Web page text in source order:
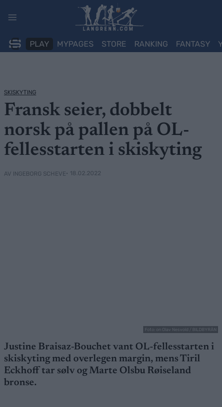
PLAY MYPAGES STORE RANKING FANTASY
SKISKYTING
Fransk seier, dobbelt
norsk på pallen på OL-
fellesstarten i skiskyting
AV INGEBORG SCHEVE• 18.02.2022
Foto: on Olav Nesvold / BILDBYRÅN
Justine Braisaz-Bouchet vant OL-fellesstarten i
skiskyting med overlegen margin, mens Tiril
Eckhoff tar sølv og Marte Olsbu Røiseland
bronse.